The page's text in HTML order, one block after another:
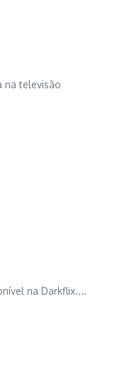
na televisão
na Darkflix....